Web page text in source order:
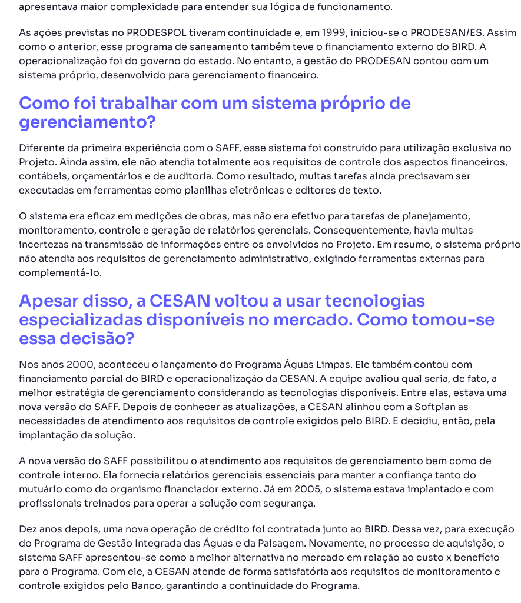
apresentava maior complexidade para entender sua lógica de funcionamento.
As ações previstas no PRODESPOL tiveram continuidade e, em 1999, iniciou-se o PRODESAN/ES. Assim
como o anterior, esse programa de saneamento também teve o financiamento externo do BIRD. A
operacionalização foi do governo do estado. No entanto, a gestão do PRODESAN contou com um
sistema próprio, desenvolvido para gerenciamento financeiro.
Como foi trabalhar com um sistema próprio de
gerenciamento?
Diferente da primeira experiência com o SAFF, esse sistema foi construído para utilização exclusiva no
Projeto. Ainda assim, ele não atendia totalmente aos requisitos de controle dos aspectos financeiros,
contábeis, orçamentários e de auditoria. Como resultado, muitas tarefas ainda precisavam ser
executadas em ferramentas como planilhas eletrônicas e editores de texto.
O sistema era eficaz em medições de obras, mas não era efetivo para tarefas de planejamento,
monitoramento, controle e geração de relatórios gerenciais. Consequentemente, havia muitas
incertezas na transmissão de informações entre os envolvidos no Projeto. Em resumo, o sistema próprio
não atendia aos requisitos de gerenciamento administrativo, exigindo ferramentas externas para
complementá-lo.
Apesar disso, a CESAN voltou a usar tecnologias
especializadas disponíveis no mercado. Como tomou-se
essa decisão?
Nos anos 2000, aconteceu o lançamento do Programa Águas Limpas. Ele também contou com
financiamento parcial do BIRD e operacionalização da CESAN. A equipe avaliou qual seria, de fato, a
melhor estratégia de gerenciamento considerando as tecnologias disponíveis. Entre elas, estava uma
nova versão do SAFF. Depois de conhecer as atualizações, a CESAN alinhou com a Softplan as
necessidades de atendimento aos requisitos de controle exigidos pelo BIRD. E decidiu, então, pela
implantação da solução.
A nova versão do SAFF possibilitou o atendimento aos requisitos de gerenciamento bem como de
controle interno. Ela fornecia relatórios gerenciais essenciais para manter a confiança tanto do
mutuário como do organismo financiador externo. Já em 2005, o sistema estava implantado e com
profissionais treinados para operar a solução com segurança.
Dez anos depois, uma nova operação de crédito foi contratada junto ao BIRD. Dessa vez, para execução
do Programa de Gestão Integrada das Águas e da Paisagem. Novamente, no processo de aquisição, o
sistema SAFF apresentou-se como a melhor alternativa no mercado em relação ao custo x benefício
para o Programa. Com ele, a CESAN atende de forma satisfatória aos requisitos de monitoramento e
controle exigidos pelo Banco, garantindo a continuidade do Programa.